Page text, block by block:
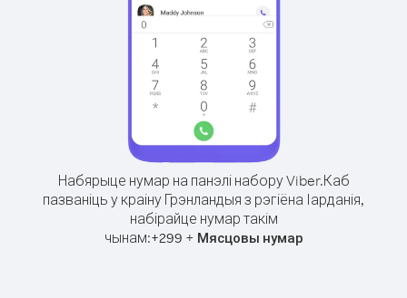
Набярыце нумар на панэлі набору Viber.Каб
пазваніць у краіну Грэнландыя з рэгіёна Іарданія,
набірайце нумар такім
чынам:+299 + Мясцовы нумар